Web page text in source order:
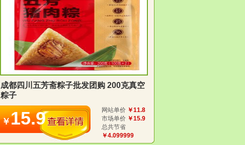
成都四川五芳斋粽子批发团购 200克真空
粽子
￥15.9 网站单价 ￥11.8
市场单价 ￥15.9
总共节省
￥4.099999